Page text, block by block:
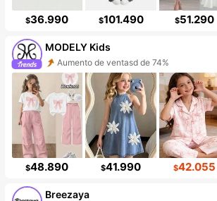
$36.990 $101.490 $51.290
MODELY Kids
Aumento de ventasd de 74%
$48.890 $41.990 $42.055
Breezaya